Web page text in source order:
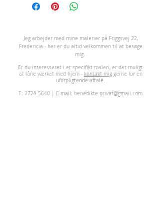
eg arbejder med mine malerier på Friggsvej 22,
Fredericia - her er du altid velkommen til at besøge
mig.
Er du interesseret i et specifikt maleri, er det muligt
at låne værket med hjem - kontakt miggerne for en
uforpligtende aftale.
T: 2728 5640 | E-mail: benedikte.privat@gmail.com